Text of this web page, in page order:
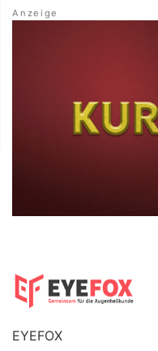
EYEFOX